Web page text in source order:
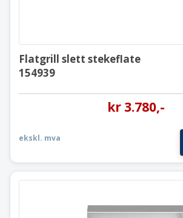
Flatgrill slett stekeflate
154939
kr3.780,-
ekskl. mva